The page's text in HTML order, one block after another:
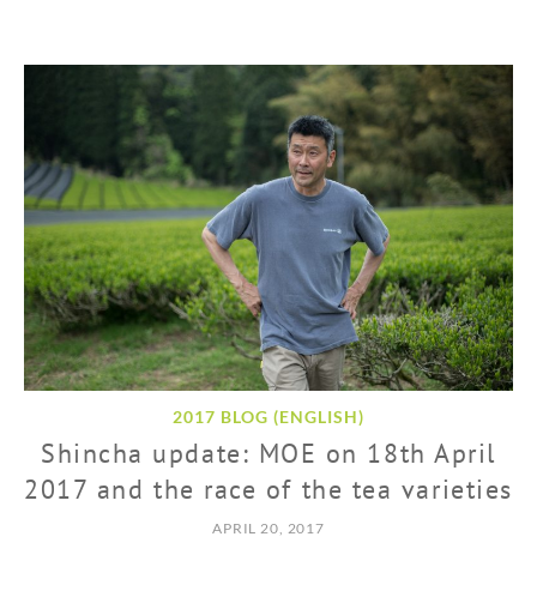
2017 BLOG (ENGLISH)
Shincha update: MOE on 18th April
2017 and the race of the tea varieties
APRIL 20, 2017